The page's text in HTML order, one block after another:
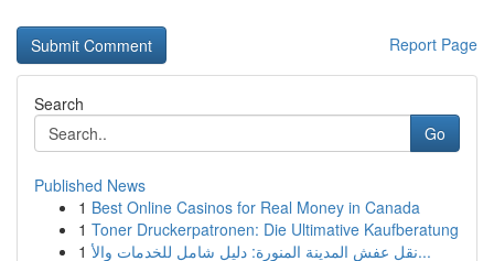
Report Page
Search
Go
Published News
1 Best Online Casinos for Real Money in Canada
1 Toner Druckerpatronen: Die Ultimative Kaufberatung
1
نقل عفش المدينة المنورة: دليل شامل للخدمات والأ...